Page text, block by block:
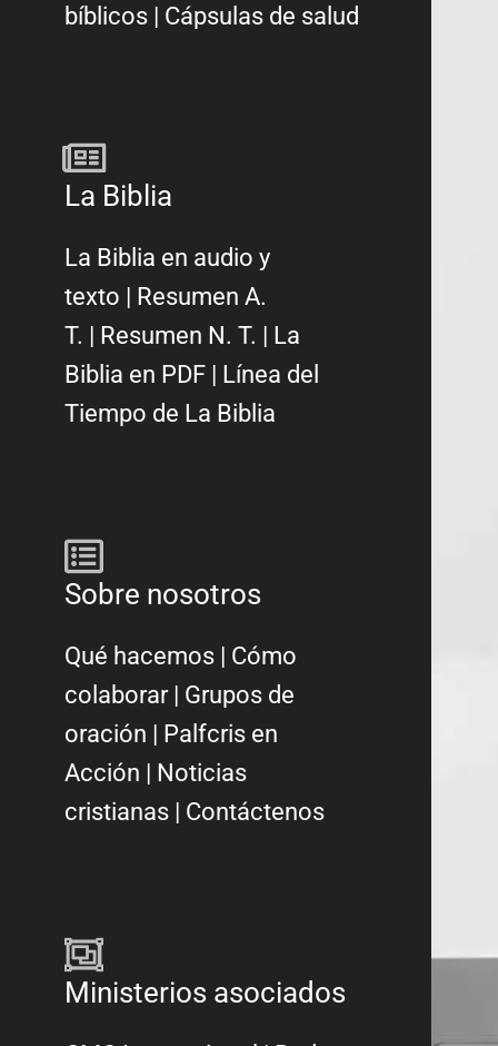
bíblicos | Cápsulas de salud
La Biblia
La Biblia en audio y
texto
Resumen A.
T.
Resumen N. T.
La
Biblia en PDF
Línea del
Tiempo de La Biblia
Sobre nosotros
Qué hacemos | Cómo
colaborar| Grupos de
oración | Palfcris en
Acción | Noticias
cristianas | Contáctenos
Ministerios asociados